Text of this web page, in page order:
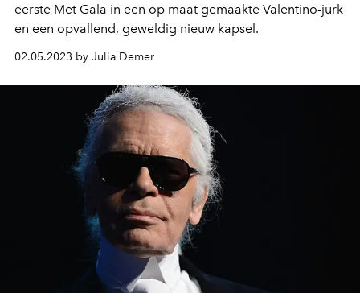
eerste Met Gala in een op maat gemaakte Valentino-jurk
en een opvallend, geweldig nieuw kapsel.
02.05.2023 by Julia Demer